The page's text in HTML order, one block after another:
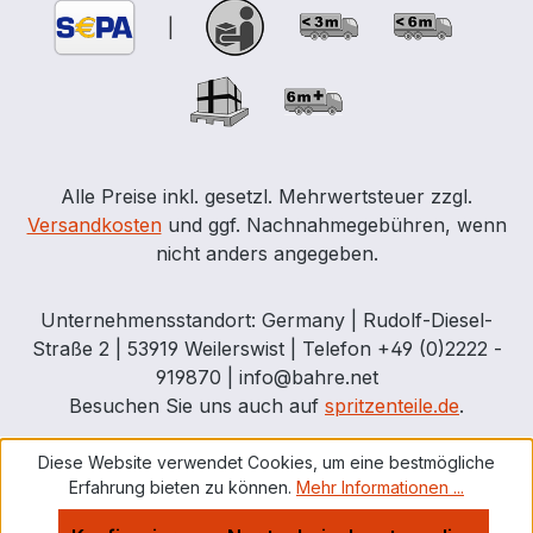
SAE 140 * Wichtige Informationen zur
Mess- und Eichverordnung (Auszug)
und die Bereitstellung von Messgeräten
auf dem Markt über ihre Verwendung
ausgenommene Verwendungen (1) Auf
Messgeräte oder Messwerte, die im
geschäftlichen Verkehr verwendet
und diese Verordnung nicht anzuwenden.
6. in Betrieben des
Kraftfahrzeuggewerbes oder an
öffentlichen Tankstellen zur Bestimmung
des Volumens oder der Masse von
Schmier- oder Getriebeöl,
Bremsflüssigkeit, Kältemittel für
Klimaanlagen, Frotzschutzmittel oder
Alle Preise inkl. gesetzl. Mehrwertsteuer zzgl.
Versandkostenund ggf. Nachnahmegebühren, wenn
nicht anders angegeben.
Unternehmensstandort: Germany | Rudolf-Diesel-
Straße 2 | 53919 Weilerswist | Telefon +49 (0)2222 -
919870 | info@bahre.net
Besuchen Sie uns auch auf spritzenteile.de.
Diese Website verwendet Cookies, um eine bestmögliche
Erfahrung bieten zu können. Mehr Informationen ...